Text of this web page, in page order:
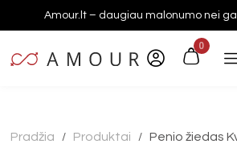
Amour.lt – daugiau malonumo nei
0
Pradžia / Produktai / Penio žiedas